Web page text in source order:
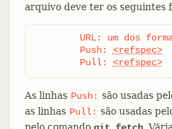
arquivo deve ter os seguintes
	Push:
<refspec>
	Pull:
<refspec>
As linhas Push: são usadas
as linhas Pull: são usadas
pelo comando
.